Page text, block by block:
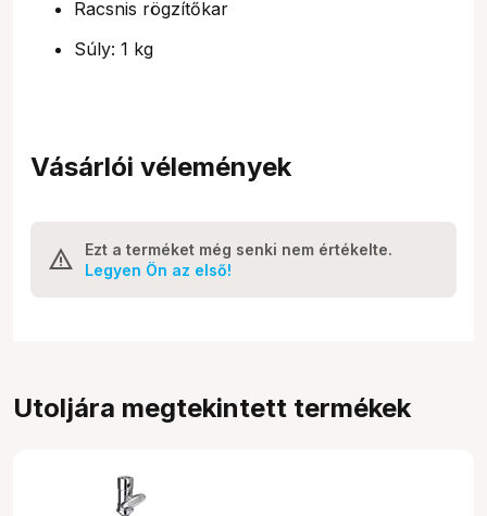
Racsnis rögzítőkar
Súly: 1 kg
Vásárlói vélemények
Ezt a terméket még senki nem értékelte.
Legyen Ön az első!
Utoljára megtekintett termékek